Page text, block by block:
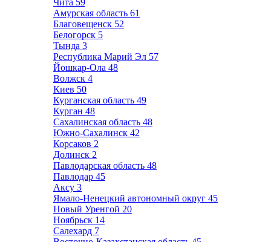
Чита 59
Амурская область 61
Благовещенск 52
Белогорск 5
Тында 3
Республика Марий Эл 57
Йошкар-Ола 48
Волжск 4
Киев 50
Курганская область 49
Курган 48
Сахалинская область 48
Южно-Сахалинск 42
Корсаков 2
Долинск 2
Павлодарская область 48
Павлодар 45
Аксу 3
Ямало-Ненецкий автономный округ 45
Новый Уренгой 20
Ноябрьск 14
Салехард 7